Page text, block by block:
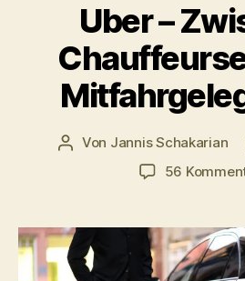
Uber –
Beitragsautor
Von Jannis Schakarian
56